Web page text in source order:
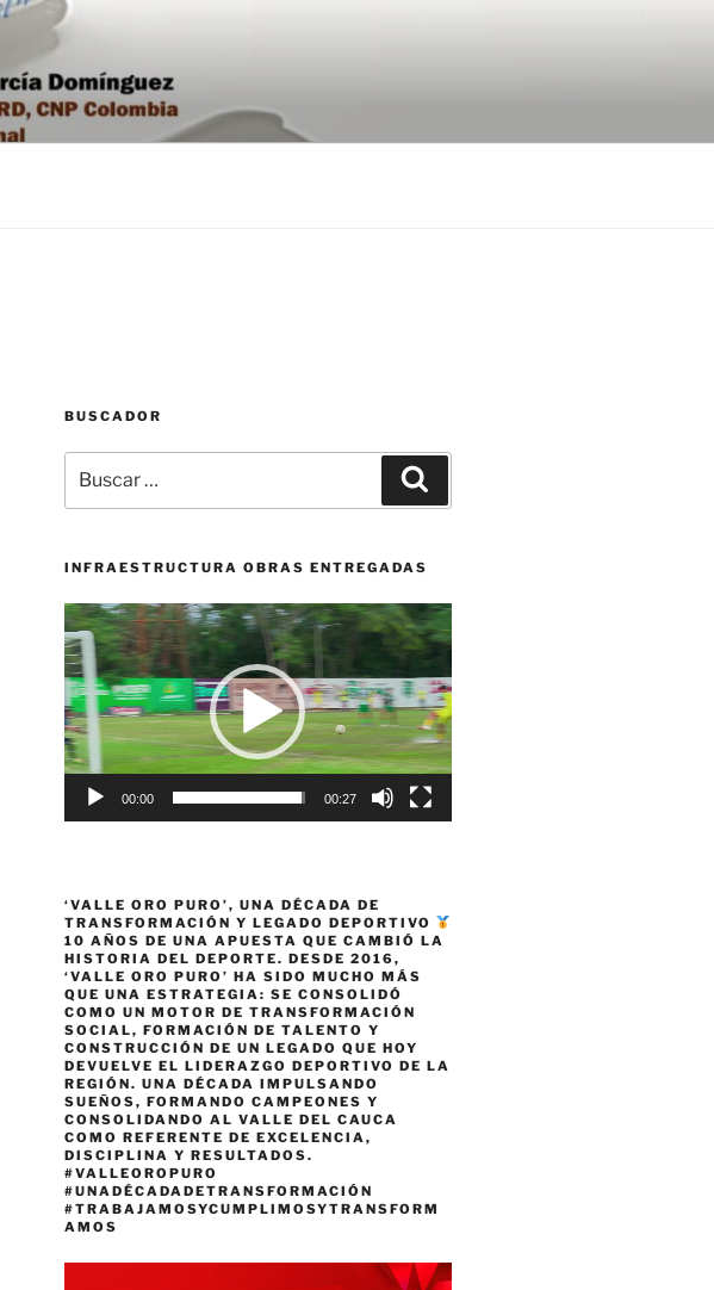
BUSCADOR
por:
INFRAESTRUCTURA OBRAS ENTREGADAS
Reproductor
de
vídeo
00:00 00:27
‘VALLE ORO PURO’, UNA DÉCADA DE
TRANSFORMACIÓN Y LEGADO DEPORTIVO
10 AÑOS DE UNA APUESTA QUE CAMBIÓ LA
HISTORIA DEL DEPORTE. DESDE 2016,
‘VALLE ORO PURO’ HA SIDO MUCHO MÁS
QUE UNA ESTRATEGIA: SE CONSOLIDÓ
COMO UN MOTOR DE TRANSFORMACIÓN
SOCIAL, FORMACIÓN DE TALENTO Y
CONSTRUCCIÓN DE UN LEGADO QUE HOY
DEVUELVE EL LIDERAZGO DEPORTIVO DE LA
REGIÓN. UNA DÉCADA IMPULSANDO
SUEÑOS, FORMANDO CAMPEONES Y
CONSOLIDANDO AL VALLE DEL CAUCA
COMO REFERENTE DE EXCELENCIA,
DISCIPLINA Y RESULTADOS.
#VALLEOROPURO
#UNADÉCADADETRANSFORMACIÓN
#TRABAJAMOSYCUMPLIMOSYTRANSFORM
AMOS